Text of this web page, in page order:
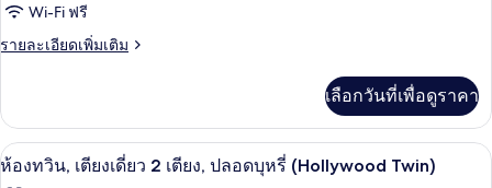
ทริปเปิล,
หลาย
ปลอด
บุหรี่
(without
Wi-Fi ฟรี
รายละเอียดเพิ่มเติม
ราย
เกี่ยว
กับ
ห้อง
เลือกวันที่เพื่อดูราคา
เปิด
ผ้านวมขนเป็ด, ตู้นิรภัยในห้องพัก, โต๊ะ
7
ห้องทวิน, เตียงเดี่ยว 2 เตียง, ปลอดบุหรี่ (Hollywood Twin)